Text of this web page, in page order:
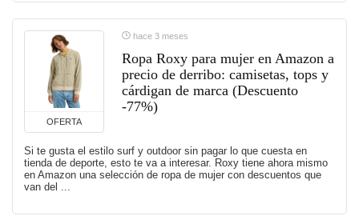
OFERTA
hace 3 meses
Ropa Roxy para mujer en Amazon a
precio de derribo: camisetas, tops y
cárdigan de marca (Descuento
-77%)
Si te gusta el estilo surf y outdoor sin pagar lo que cuesta en
tienda de deporte, esto te va a interesar. Roxy tiene ahora mismo
en Amazon una selección de ropa de mujer con descuentos que
van del ...